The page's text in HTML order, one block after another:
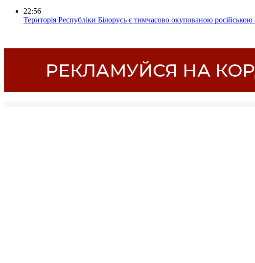
22:56
Територія Республіки Білорусь є тимчасово окупованою